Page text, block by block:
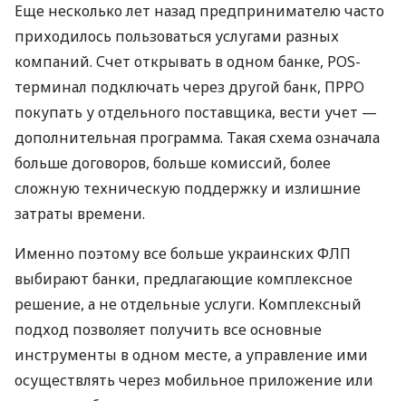
Еще несколько лет назад предпринимателю часто
приходилось пользоваться услугами разных
компаний. Счет открывать в одном банке, POS-
терминал подключать через другой банк, ПРРО
покупать у отдельного поставщика, вести учет —
дополнительная программа. Такая схема означала
больше договоров, больше комиссий, более
сложную техническую поддержку и излишние
затраты времени.
Именно поэтому все больше украинских ФЛП
выбирают банки, предлагающие комплексное
решение, а не отдельные услуги. Комплексный
подход позволяет получить все основные
инструменты в одном месте, а управление ими
осуществлять через мобильное приложение или